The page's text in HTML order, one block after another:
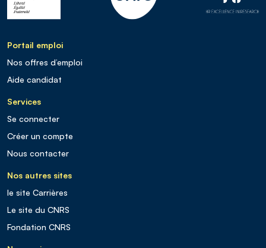
Portail emploi
Nos offres d’emploi
Aide candidat
Services
Se connecter
Créer un compte
Nous contacter
Nos autres sites
le site Carrières
Le site du CNRS
Fondation CNRS